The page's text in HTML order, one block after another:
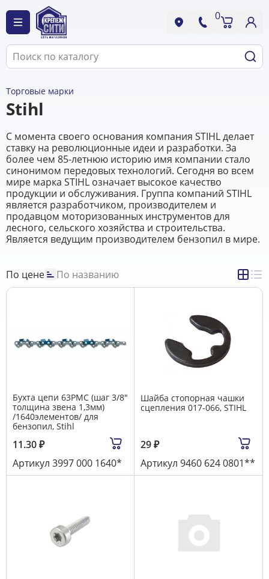
0
Торговые марки
Stihl
С момента своего основания компания STIHL делает
ставку на революционные идеи и разработки. За
более чем 85-летнюю историю имя компании стало
синонимом передовых технологий. Сегодня во всем
мире марка STIHL означает высокое качество
продукции и обслуживания. Группа компаний STIHL
является разработчиком, производителем и
продавцом моторизованных инструментов для
лесного, сельского хозяйства и строительства.
Является ведущим производителем бензопил в мире.
По цене По названию
Бухта цепи 63PMС (шаг 3/8"
толщина звена 1,3мм)
/1640элементов/ для
бензопил, Stihl
11.30₽
Артикул 3997 000 1640*
Шайба стопорная чашки
сцепления 017-066, STIHL
29₽
Артикул 9460 624 0801**